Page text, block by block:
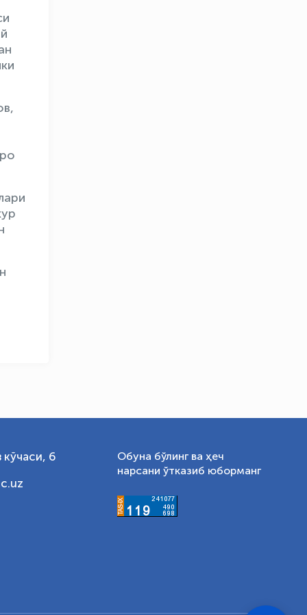
6
Обуна бўлинг ва ҳеч
нарсани ўтказиб юборманг